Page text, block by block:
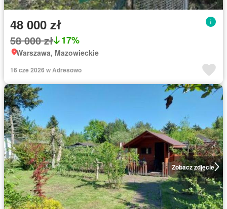
48 000 zł
58 000 zł 17%
Warszawa, Mazowieckie
16 cze 2026 w Adresowo
Zobacz zdjęcie